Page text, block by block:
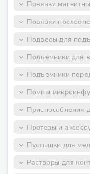
keyboard_arrow_down Повязки
keyboard_arrow_down Повязки
keyboard_arrow_down Подвесы для
keyboard_arrow_down Подъемники для
keyboard_arrow_down Подъемники
keyboard_arrow_down Помпы
keyboard_arrow_down Приспособления
keyboard_arrow_down Протезы и
keyboard_arrow_down Пустышки для
keyboard_arrow_down Растворы для